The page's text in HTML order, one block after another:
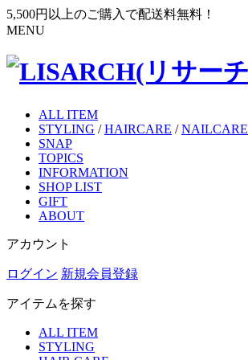
5,500円以上のご購入で配送料無料！
MENU
ALL ITEM
STYLING /HAIRCARE /NAILCARE
SNAP
TOPICS
INFORMATION
SHOP LIST
GIFT
ABOUT
アカウント
ログイン 新規会員登録
アイテムを探す
ALL ITEM
STYLING